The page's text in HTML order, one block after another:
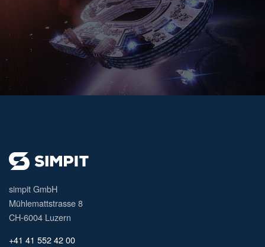
simpit GmbH
Mühlemattstrasse 8
CH-6004 Luzern
+41 41 552 42 00